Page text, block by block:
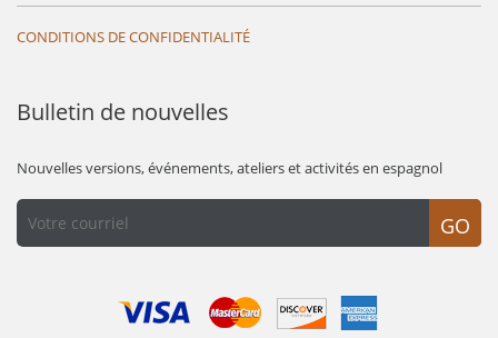
CONDITIONS DE CONFIDENTIALITÉ
Bulletin de nouvelles
Nouvelles versions, événements, ateliers et activités en espagnol
GO